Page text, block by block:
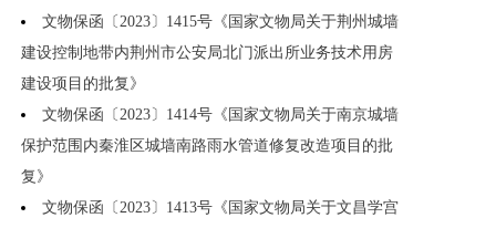
文物保函〔2023〕1415号《国家文物局关于荆州城墙
建设控制地带内荆州市公安局北门派出所业务技术用房
建设项目的批复》
文物保函〔2023〕1414号《国家文物局关于南京城墙
保护范围内秦淮区城墙南路雨水管道修复改造项目的批
复》
文物保函〔2023〕1413号《国家文物局关于文昌学宫